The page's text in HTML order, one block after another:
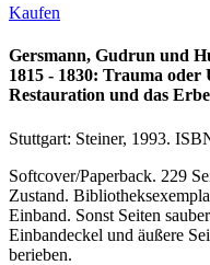
Kaufen
Gersmann, Gudrun und
1815 - 1830: Trauma oder
Restauration und das
Stuttgart: Steiner, 1993.
Softcover/Paperback. 229
Zustand.
Einband. Sonst Seiten
Einbandeckel und äußere
berieben.